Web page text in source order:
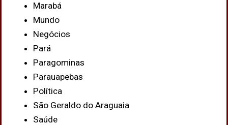
Marabá
Mundo
Negócios
Pará
Paragominas
Parauapebas
Política
São Geraldo do Araguaia
Saúde